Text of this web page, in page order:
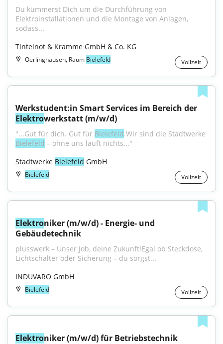
Du kümmerst Dich um die Durchführung von
Elektroinstallationen und die Montage von Anlagen,
sodass...
Tintelnot & Kramme GmbH & Co. KG
Oerlinghausen, Raum Bielefeld Vollzeit
Elektrowerkstatt (m/w/d)
"...Gut für dich. Gut für Bielefeld
Bielefeld – ohne uns läuft nichts..."
Stadtwerke Bielefeld GmbH
Bielefeld Vollzeit
Elektroniker (m/w/d) - Energie- und
Gebäudetechnik
plusswerk – Unser Job, deine Zukunft!Egal ob Steckdose,
Lichtschalter oder Sicherung – du sorgst...
INDUVARO GmbH
Bielefeld Vollzeit
Elektroniker (m/w/d) für Betriebstechnik